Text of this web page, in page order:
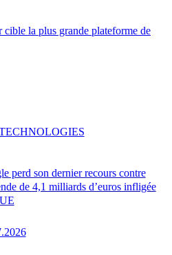
la plus grande plateforme de
perd son dernier recours contre
de 4,1 milliards d’euros infligée